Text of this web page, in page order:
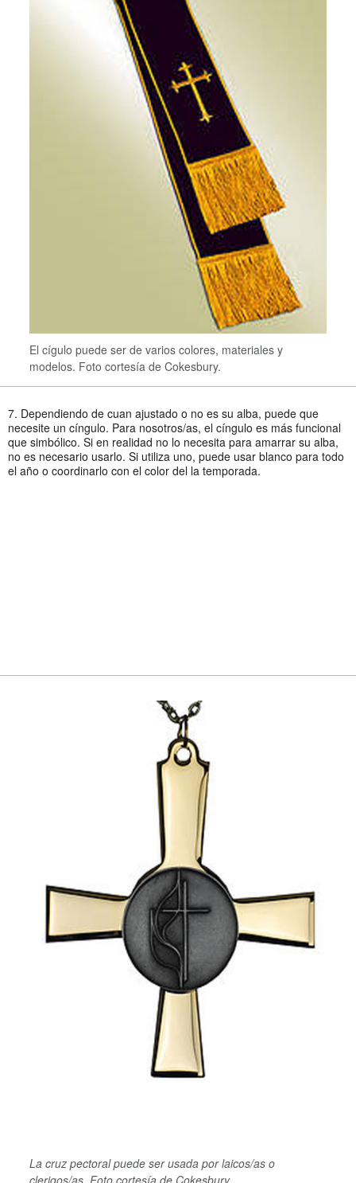
El cígulo puede ser de varios colores, materiales y
modelos. Foto cortesía de Cokesbury.
7. Dependiendo de cuan ajustado o no es su alba, puede que
necesite un cíngulo. Para nosotros/as, el cíngulo es más funcional
que simbólico. Si en realidad no lo necesita para amarrar su alba,
no es necesario usarlo. Si utiliza uno, puede usar blanco para todo
el año o coordinarlo con el color del la temporada.
La cruz pectoral puede ser usada por laicos/as o